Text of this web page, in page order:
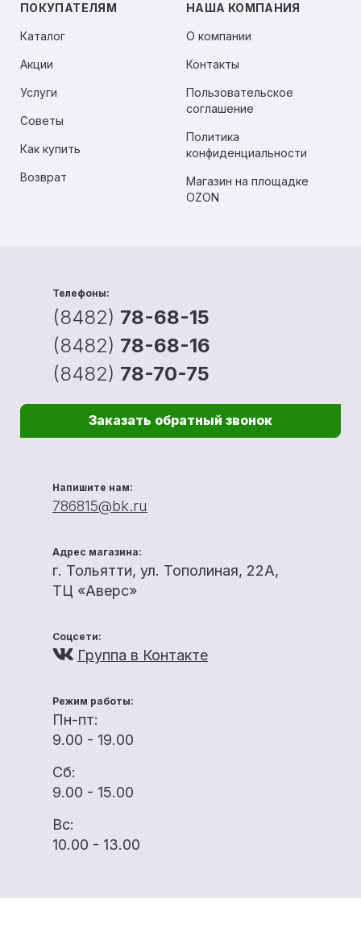
ПОКУПАТЕЛЯМ
Каталог
Акции
Услуги
Советы
Как купить
Возврат
НАША КОМПАНИЯ
О компании
Контакты
Пользовательское
соглашение
Политика
конфиденциальности
Магазин на площадке
OZON
Телефоны:
(8482) 78-68-15
(8482) 78-68-16
(8482) 78-70-75
Заказать обратный звонок
Напишите нам:
786815@bk.ru
Адрес магазина:
г. Тольятти, ул. Тополиная, 22А,
ТЦ «Аверс»
Соцсети:
Группа в Контакте
Режим работы:
Пн-пт:
9.00 - 19.00
Сб:
9.00 - 15.00
Вс:
10.00 - 13.00